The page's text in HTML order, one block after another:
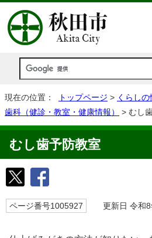
現在の位置： トップページ > くらしの
歯科（健診・教室・健康情報）
> むし
むし歯予防教室
ページ番号1005927 更新日 令和8